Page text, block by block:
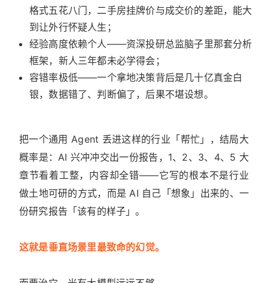
格式五花八门，二手房挂牌价与成交价的差距，能大
到让外行怀疑人生；
经验高度依赖个人——资深投研总监脑子里那套分析
框架，新人三年都未必学得会；
容错率极低——一个拿地决策背后是几十亿真金白
银，数据错了、判断偏了，后果不堪设想。
把一个通用 Agent 丢进这样的行业「帮忙」，结局大
概率是：AI 兴冲冲交出一份报告，1、2、3、4、5 大
章节看着工整，内容却全错——它写的根本不是行业
做土地可研的方式，而是 AI 自己「想象」出来的、一
份研究报告「该有的样子」。
这就是垂直场景里最致命的幻觉。